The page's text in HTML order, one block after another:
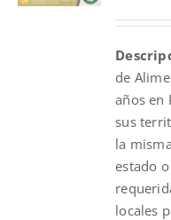
de
años en
sus
la
estado
locales